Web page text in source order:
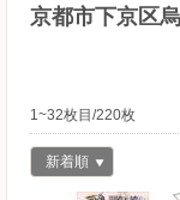
京都市下京区
1~32枚目/220枚
新着順